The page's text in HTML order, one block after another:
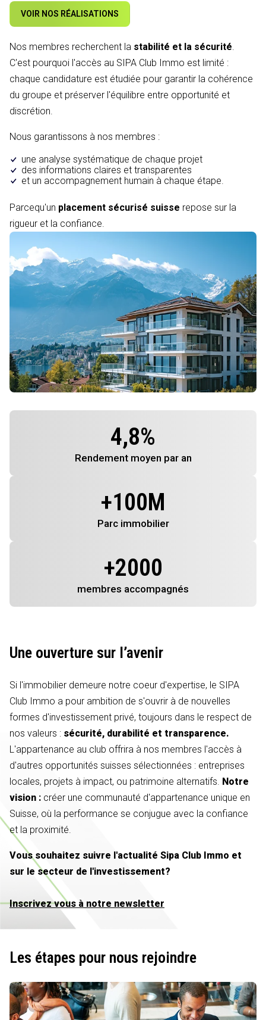
VOIR NOS RÉALISATIONS
Nos membres recherchent la stabilité et la sécurité.
C'est pourquoi l'accès au SIPA Club Immo est limité :
chaque candidature est étudiée pour garantir la cohérence
du groupe et préserver l'équilibre entre opportunité et
discrétion.
Nous garantissons à nos membres :
une analyse systématique de chaque projet
des informations claires et transparentes
et un accompagnement humain à chaque étape.
Parcequ'un placement sécurisé suisse repose sur la
rigueur et la confiance.
4,8%
Rendement moyen par an
+100M
Parc immobilier
+2000
membres accompagnés
Une ouverture sur l’avenir
Si l'immobilier demeure notre coeur d'expertise, le SIPA
Club Immo a pour ambition de s'ouvrir à de nouvelles
formes d'investissement privé, toujours dans le respect de
nos valeurs : sécurité, durabilité et transparence.
L'appartenance au club offrira à nos membres l'accès à
d'autres opportunités suisses sélectionnées : entreprises
locales, projets à impact, ou patrimoine alternatifs. Notre
vision : créer une communauté d'appartenance unique en
Suisse, où la performance se conjugue avec la confiance
et la proximité.
Vous souhaitez suivre l'actualité Sipa Club Immo et
sur le secteur de l'investissement?
Inscrivez vous à notre newsletter
Les étapes pour nous rejoindre